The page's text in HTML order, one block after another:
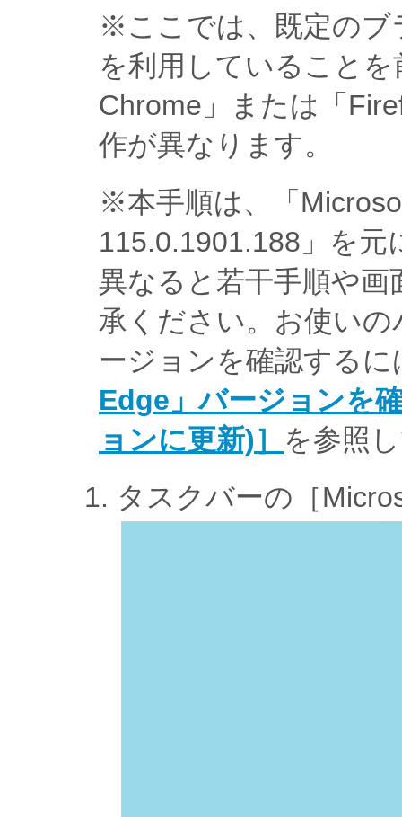
※ここでは、既定のブ
を利用していること
Chrome」または「
作が異なります。
※本手順は、「
115.0.1901.188」を
異なると若干手順や
承ください。お使い
ージョンを確認するに
Edge」バージョンを
ョンに更新)］
を参照
タスクバーの［